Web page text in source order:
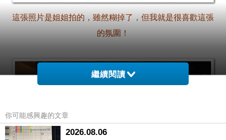
這張照片是姐姐拍的，雖然糊掉了，但我就是很喜歡這張
的氛圍！
繼續閱讀
你可能感興趣的文章
2026.08.06